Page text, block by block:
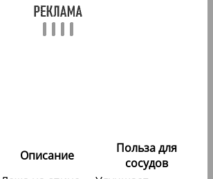
Описание
Польза для
сосудов